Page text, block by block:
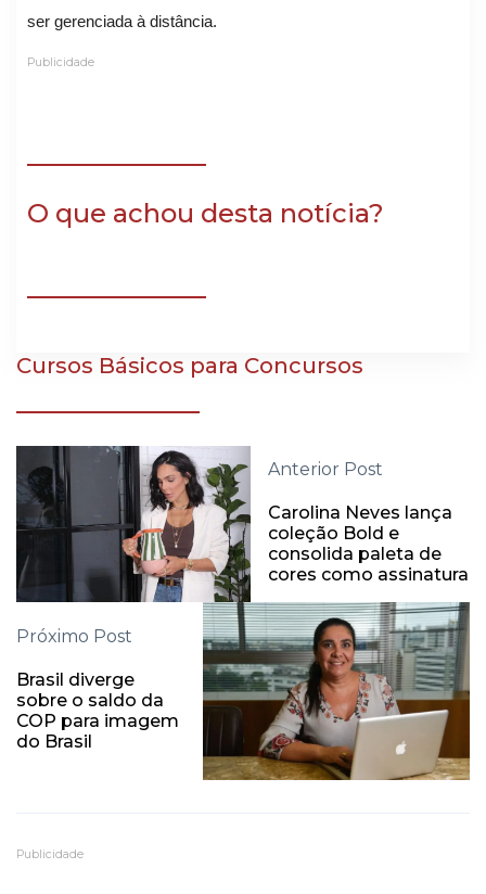
ser gerenciada à distância.
Publicidade
O que achou desta notícia?
Cursos Básicos para Concursos
Anterior Post
Carolina Neves lança
coleção Bold e
consolida paleta de
cores como assinatura
Próximo Post
Brasil diverge
sobre o saldo da
COP para imagem
do Brasil
Publicidade